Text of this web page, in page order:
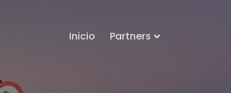
Inicio Partners